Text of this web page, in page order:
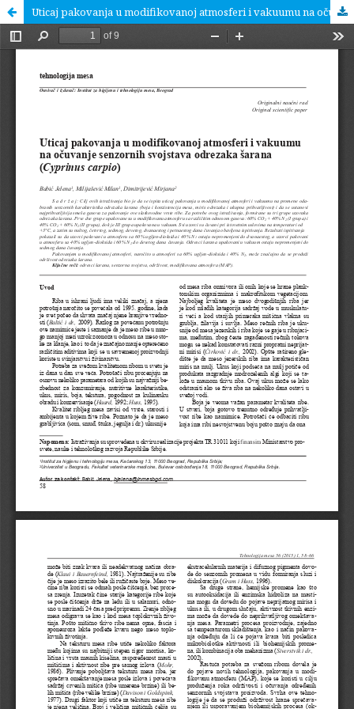
Uticaj pakovanja u modifikovanoj atmosferi i vakuumu na očuvanje senzornih svojstava odrezaka šarana (Cyprinus carpio)